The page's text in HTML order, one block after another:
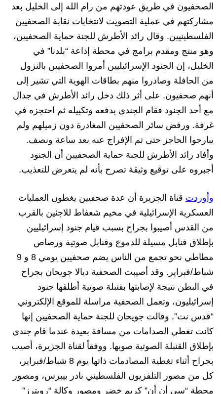
الصحفيون في طريق عودتهم من رام الله إلى الخليل بعد
مشاركتهم في عملية التصويت لانتخابات نقابة الصحفيين
الفلسطينيين. وقال رائد الأطرش للجنة حماية الصحفيين،
وهو منتج ومقدم برامج في محطة إذاعة “بلدنا” في
الخليل، إن الجنود الإسرائيليين أمروا الصحفيين بالنزول
من الحافلة وصادروا منهم بطاقات الهوية التي تشير إلى
أنهم صحفيون. على أثر ذلك دخل رائد الأطرش في جدال
مع أحد الجنود فقام الجندي بدفعه وتكبيله ثم احتجزه في
غرفة. ورفض سائر الصحفيين المغادرة دون زميلهم ولم
يبارحوا الحاجز حتى تم الإفراج عنه بعد ساعة ونصف.
وأفاد رائد الأطرش للجنة حماية الصحفيين أن الجنود
أجبروه على توقيع وثيقة تصرح بأنه لم يتعرض للتعذيب.
وأوردت قناة الجزيرة أن عدة صحفيين يغطون العمليات
العسكرية الإسرائيلية في مخيم شعفاط للاجئين بالقرب
من القدس أصيبوا بجراح بسبب قيام جنود إسرائيليين
بإطلاق قنابل مسيلة للدموع وقنابل صوتية ورصاص
مطاطي نحو تجمع من الناس يضم صحفيين يومي 8 و 9
شباط/فبراير. وقد أصيبت الصحفية ديالا جويحان بجراح
في البطن نتيجة لإصابتها بقنبلة صوتية أطلقها جنود
إسرائيليون، وتعمل الصحفية مراسلة للموقع الإلكتروني
“قدس نت”. وقالت جويحان للجنة حماية الصحفيين إنها
كانت تغطي الصدامات من مسافة بعيدة عندما قام جندي
بإطلاق القنبلة الصوتية صوبها. ووفقاً لقناة الجزيرة، أصيب
بجراح أثناء تغطية المصادمات ذاتها يوم 8 شباط/فبراير،
كل من مصور التلفزيون الفلسطيني نادر بيبرس، ومصور
محطة “سي أن أن” كريم خضر ومصور وكالة “رويترز”